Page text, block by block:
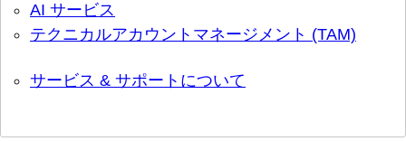
AI サービス
テクニカルアカウントマネージメント (TAM)
サービス & サポートについて